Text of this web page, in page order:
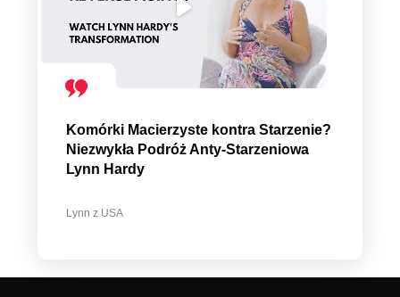
Komórki Macierzyste kontra Starzenie?
Niezwykła Podróż Anty-Starzeniowa
Lynn Hardy
Lynn z USA